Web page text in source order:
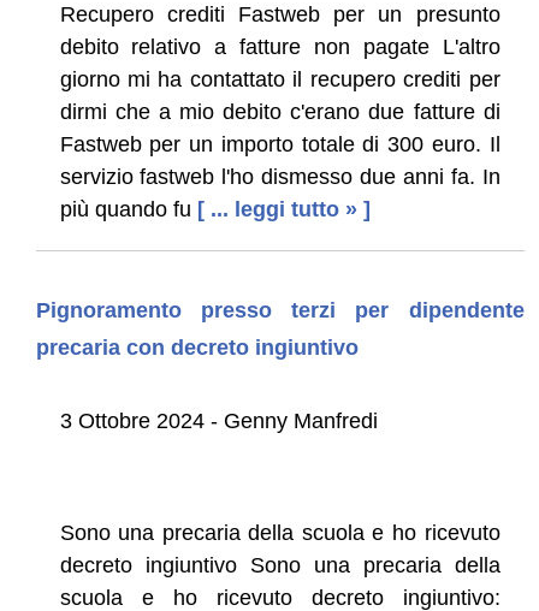
Recupero crediti Fastweb per un presunto
debito relativo a fatture non pagate L'altro
giorno mi ha contattato il recupero crediti per
dirmi che a mio debito c'erano due fatture di
Fastweb per un importo totale di 300 euro. Il
servizio fastweb l'ho dismesso due anni fa. In
più quando fu [ ... leggi tutto » ]
Pignoramento presso terzi per dipendente
precaria con decreto ingiuntivo
3 Ottobre 2024 - Genny Manfredi
Sono una precaria della scuola e ho ricevuto
decreto ingiuntivo Sono una precaria della
scuola e ho ricevuto decreto ingiuntivo: